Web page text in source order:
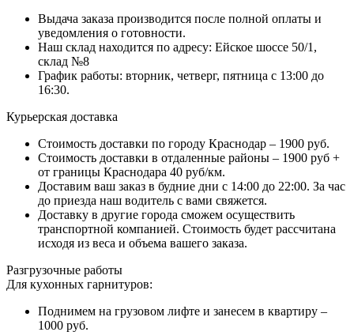
Выдача заказа производится после полной оплаты и
уведомления о готовности.
Наш склад находится по адресу: Ейское шоссе 50/1,
склад №8
График работы: вторник, четверг, пятница с 13:00 до
16:30.
Курьерская доставка
Стоимость доставки по городу Краснодар – 1900 руб.
Стоимость доставки в отдаленные районы – 1900 руб +
от границы Краснодара 40 руб/км.
Доставим ваш заказ в будние дни с 14:00 до 22:00. За час
до приезда наш водитель с вами свяжется.
Доставку в другие города сможем осуществить
транспортной компанией. Стоимость будет рассчитана
исходя из веса и объема вашего заказа.
Разгрузочные работы
Для кухонных гарнитуров:
Поднимем на грузовом лифте и занесем в квартиру –
1000 руб.